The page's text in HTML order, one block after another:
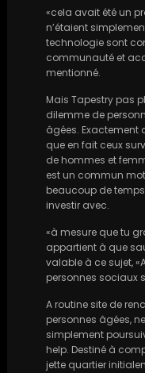
«cela avait été un
n’étaient
technologie sont
communauté et
mentionné.
Mais Tapestry pas
dilemme de
âgées. Exactement
que en fait ceux
de hommes et
est un commun
beaucoup de
investir avec.
«à mesure que tu
appartient à que
valable à ce sujet,
personnes sociaux
A routine site de
personnes âgées,
simplement
help. Destiné à
jette quartier